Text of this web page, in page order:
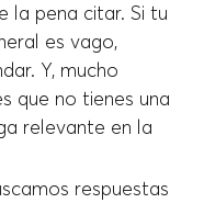
la pena citar. Si tu
es vago,
Y, mucho
que no tienes una
relevante en la
respuestas